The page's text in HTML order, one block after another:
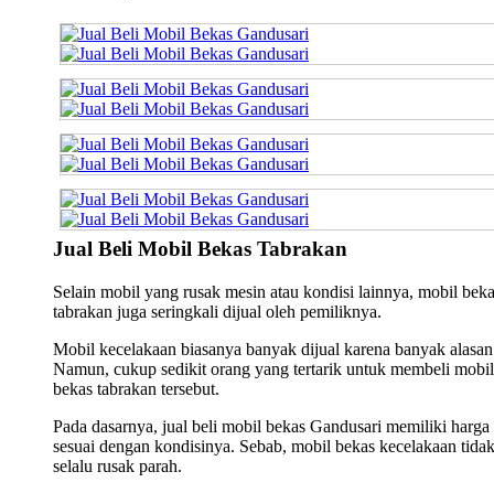
Jual Beli Mobil Bekas Tabrakan
Selain mobil yang rusak mesin atau kondisi lainnya, mobil
tabrakan juga seringkali dijual oleh pemiliknya.
Mobil kecelakaan biasanya banyak dijual karena banyak
Namun, cukup sedikit orang yang tertarik untuk membeli mobil
bekas tabrakan tersebut.
Pada dasarnya, jual beli mobil bekas Gandusari memiliki harga
sesuai dengan kondisinya. Sebab, mobil bekas kecelakaan tidak
selalu rusak parah.